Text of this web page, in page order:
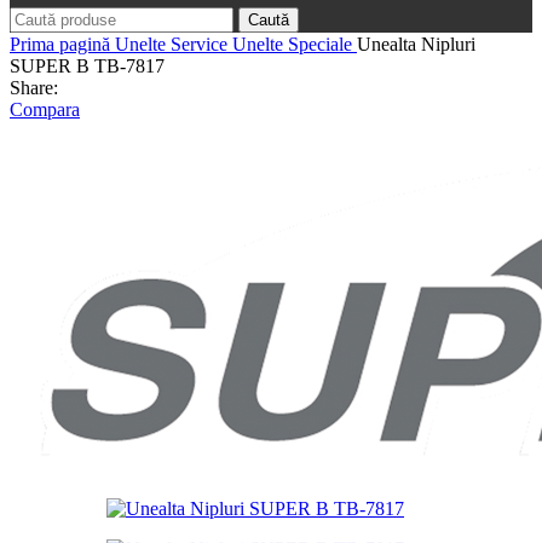
Caută
Prima pagină Unelte Service Unelte Speciale Unealta Nipluri
SUPER B TB-7817
Share:
Compara